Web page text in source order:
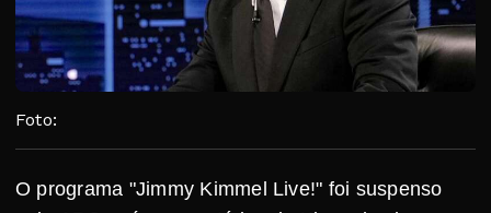
Foto:
O programa "Jimmy Kimmel Live!" foi suspenso